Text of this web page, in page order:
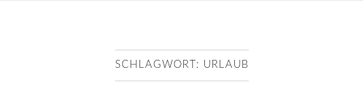
SCHLAGWORT: URLAUB